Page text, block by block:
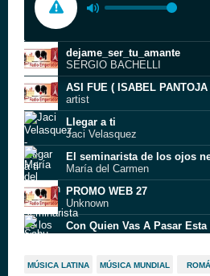
dejame_ser_tu_amante
SERGIO BACHELLI
ASI FUE ( ISABEL PANTOJA
artist
Llegar a ti
Jaci Velasquez
El seminarista de los ojos
María del Carmen
PROMO WEB 27
Unknown
Con Quien Vas A Pasar Esta
EMPERADOR BACHATA 1
MÚSICA LATINA MÚSICA MUNDIAL